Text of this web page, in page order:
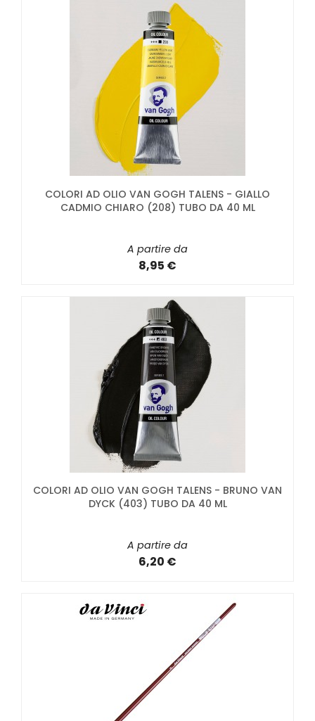
COLORI AD OLIO VAN GOGH TALENS - GIALLO
CADMIO CHIARO (208) TUBO DA 40 ML
A partire da
8,95 €
COLORI AD OLIO VAN GOGH TALENS - BRUNO VAN
DYCK (403) TUBO DA 40 ML
A partire da
6,20 €